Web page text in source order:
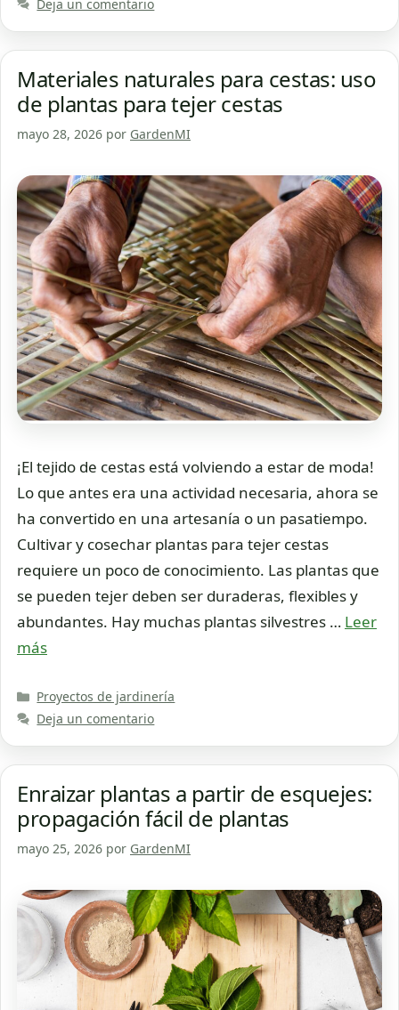
Deja un comentario
Materiales naturales para cestas: uso
de plantas para tejer cestas
mayo 28, 2026 por GardenMI
¡El tejido de cestas está volviendo a estar de moda!
Lo que antes era una actividad necesaria, ahora se
ha convertido en una artesanía o un pasatiempo.
Cultivar y cosechar plantas para tejer cestas
requiere un poco de conocimiento. Las plantas que
se pueden tejer deben ser duraderas, flexibles y
abundantes. Hay muchas plantas silvestres … Leer
más
Categorías
Proyectos de jardinería
Deja un comentario
Enraizar plantas a partir de esquejes:
propagación fácil de plantas
mayo 25, 2026 por GardenMI